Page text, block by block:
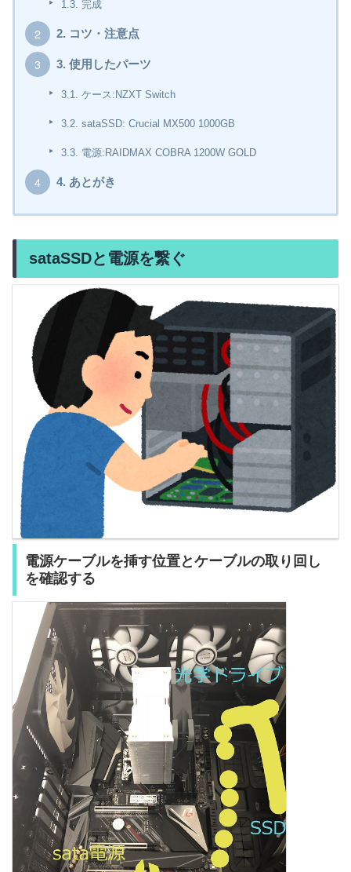
1.3. 完成
2. コツ・注意点
3. 使用したパーツ
3.1. ケース:NZXT Switch
3.2. sataSSD: Crucial MX500 1000GB
3.3. 電源:RAIDMAX COBRA 1200W GOLD
4. あとがき
sataSSDと電源を繋ぐ
電源ケーブルを挿す位置とケーブルの取り回し
を確認する